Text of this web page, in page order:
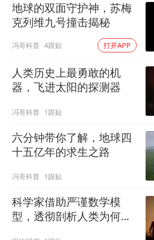
地球的双面守护神，苏梅
克列维九号撞击揭秘
冯哥科普 4跟贴 打开APP
人类历史上最勇敢的机
器，飞进太阳的探测器
冯哥科普 1跟贴
六分钟带你了解，地球四
十五亿年的求生之路
冯哥科普 1跟贴
科学家借助严谨数学模
型，透彻剖析人类为何始